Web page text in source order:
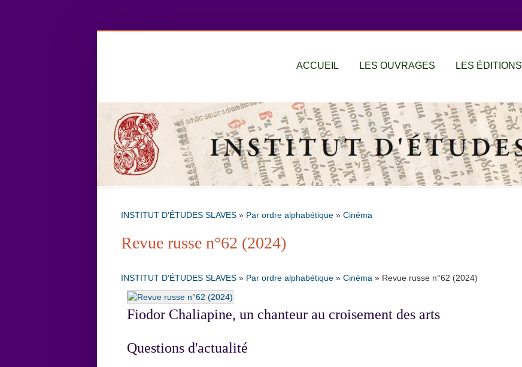
ACCUEIL LES OUVRAGES LES ÉDITIONS
INSTITUT D'ÉTUDES SLAVES » Par ordre alphabétique » Cinéma
Revue russe n°62 (2024)
INSTITUT D'ÉTUDES SLAVES » Par ordre alphabétique » Cinéma » Revue russe n°62 (2024)
Fiodor Chaliapine, un chanteur au croisement des arts
Questions d'actualité